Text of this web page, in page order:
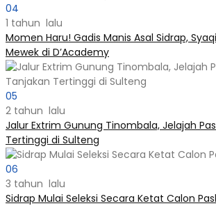
04
1 tahun lalu
Momen Haru! Gadis Manis Asal Sidrap,
Mewek di D’Academy​
05
2 tahun lalu
Jalur Extrim Gunung Tinombala, Jelajah
Tertinggi di Sulteng
06
3 tahun lalu
Sidrap Mulai Seleksi Secara Ketat Calon